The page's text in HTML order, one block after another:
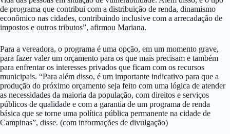
de programa que contribui com a distribuição de renda, dinamismo
econômico nas cidades, contribuindo inclusive com a arrecadação de
impostos e outros tributos”, afirmou Mariana.
Para a vereadora, o programa é uma opção, em um momento grave,
para fazer valer um orçamento para os que mais precisam e também
para enfrentar os interesses privados que ficam com os recursos
municipais. “Para além disso, é um importante indicativo para que a
produção do próximo orçamento seja feito com uma lógica de atender
as necessidades da maioria da população, com direitos e serviços
públicos de qualidade e com a garantia de um programa de renda
básica que se torne uma política pública permanente na cidade de
Campinas”, disse. (com informações de divulgação)